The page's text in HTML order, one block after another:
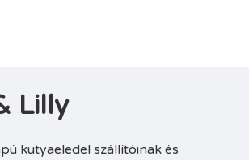
Lilly
kutyaeledel szállítóinak és